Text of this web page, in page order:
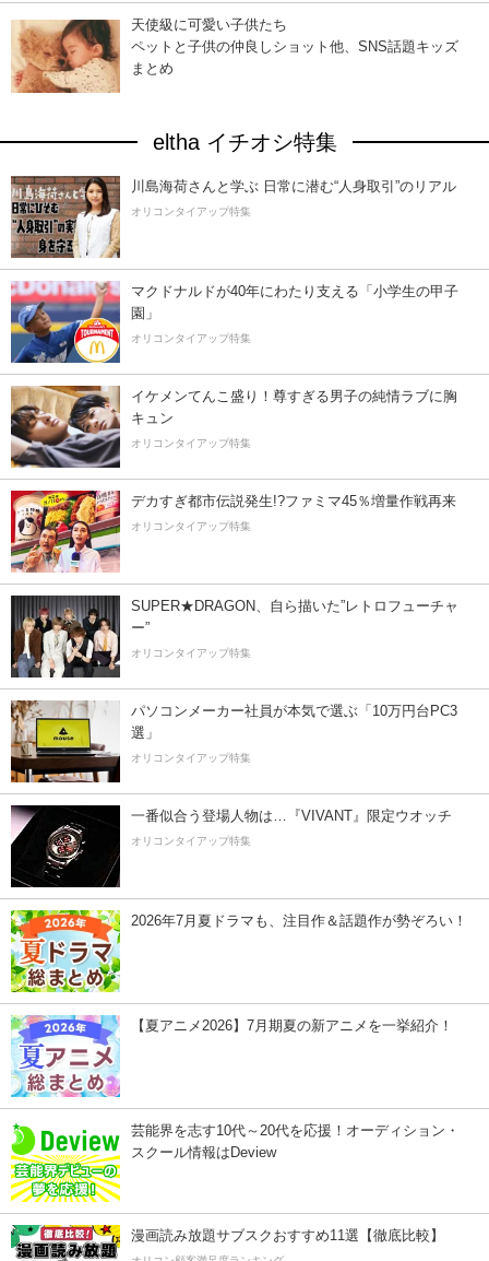
天使級に可愛い子供たち
ペットと子供の仲良しショット他、SNS話題キッズ
まとめ
eltha イチオシ特集
川島海荷さんと学ぶ 日常に潜む“人身取引”のリアル
オリコンタイアップ特集
マクドナルドが40年にわたり支える「小学生の甲子
園」
オリコンタイアップ特集
イケメンてんこ盛り！尊すぎる男子の純情ラブに胸
キュン
オリコンタイアップ特集
デカすぎ都市伝説発生!?ファミマ45％増量作戦再来
オリコンタイアップ特集
SUPER★DRAGON、自ら描いた”レトロフューチャ
ー”
オリコンタイアップ特集
パソコンメーカー社員が本気で選ぶ「10万円台PC3
選」
オリコンタイアップ特集
一番似合う登場人物は…『VIVANT』限定ウオッチ
オリコンタイアップ特集
2026年7月夏ドラマも、注目作＆話題作が勢ぞろい！
【夏アニメ2026】7月期夏の新アニメを一挙紹介！
芸能界を志す10代～20代を応援！オーディション・
スクール情報はDeview
漫画読み放題サブスクおすすめ11選【徹底比較】